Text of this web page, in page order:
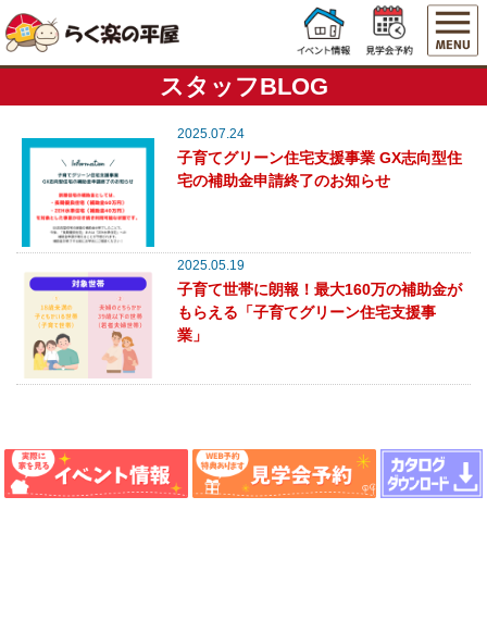
スタッフBLOG
2025.07.24
子育てグリーン住宅支援事業 GX志向型住
宅の補助金申請終了のお知らせ
2025.05.19
子育て世帯に朗報！最大160万の補助金が
もらえる「子育てグリーン住宅支援事
業」